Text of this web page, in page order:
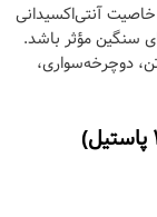
خاصیت آنتی‌اکسیدانی
سنگین مؤثر باشد.
دوچرخه‌سواری،